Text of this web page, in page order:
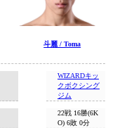
斗麗 / Toma
WIZARDキッ
クボクシング
ジム
22戦 16勝(6K
O) 6敗 0分